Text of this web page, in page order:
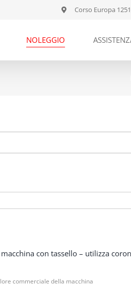
Corso Europa
NOLEGGIO
con tassello – utilizza
commerciale della macchina